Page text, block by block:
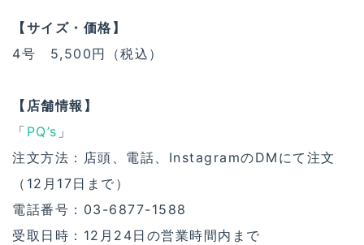
【サイズ・価格】
4号 5,500円（税込）
【店舗情報】
「 PQ’s 」
注文方法：店頭、電話、InstagramのDMにて注文
（12月17日まで）
電話番号：03-6877-1588
受取日時：12月24日の営業時間内まで